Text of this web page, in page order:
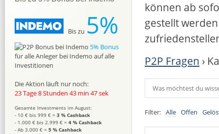
können ab
gestellt
P2P Fragen ›
Filter: Alle Offen
Bis zu 5%
5% Bonus
für alle Anleger bei Indemo auf alle
Investitionen
Die Aktion läuft nur noch:
23 Tage 8 Stunden 43 min 46 sek
Gesamte Investments im August:
- 10 € bis 999 € = 3 % Cashback
- 1.000 € bis 2.999 € = 4 % Cashback
- Ab 3.000 € = 5 % Cashback